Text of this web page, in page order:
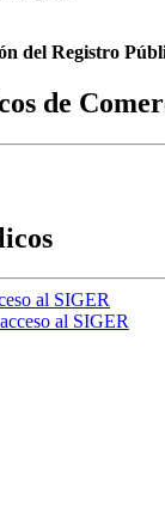
del Registro
de
al SIGER
al SIGER